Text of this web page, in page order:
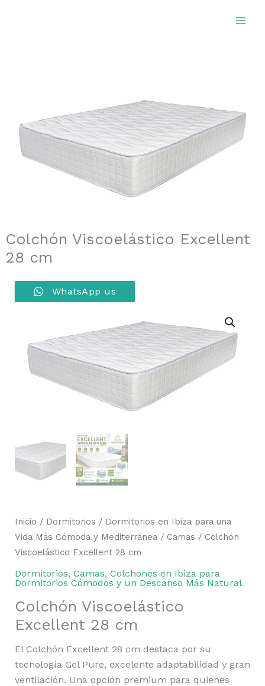
Colchón Viscoelástico Excellent
28 cm
WhatsApp us
Inicio / Dormitorios / Dormitorios en Ibiza para una
Vida Más Cómoda y Mediterránea/ Camas / Colchón
Viscoelástico Excellent 28 cm
Dormitorios, Camas, Colchones en Ibiza para
Dormitorios Cómodos y un Descanso Más Natural
Colchón Viscoelástico
Excellent 28 cm
El Colchón Excellent 28 cm destaca por su
tecnología Gel Pure, excelente adaptabilidad y gran
ventilación. Una opción premium para quienes